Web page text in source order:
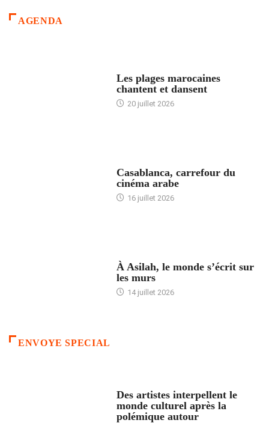
AGENDA
Les plages marocaines
chantent et dansent
20 juillet 2026
Casablanca, carrefour du
cinéma arabe
16 juillet 2026
À Asilah, le monde s’écrit sur
les murs
14 juillet 2026
ENVOYE SPECIAL
Des artistes interpellent le
monde culturel après la
polémique autour